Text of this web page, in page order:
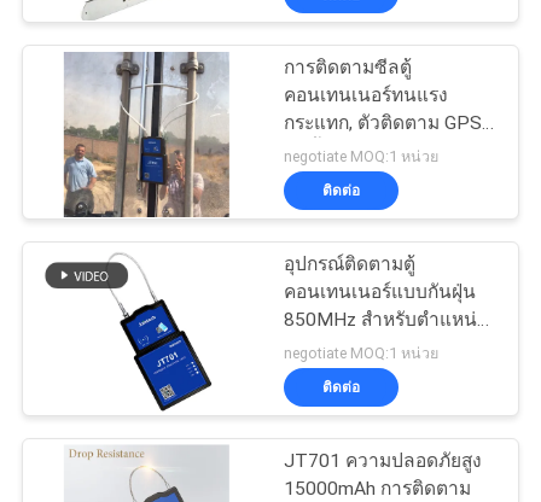
เซ็นเซอร์ระดับถัง
น้ำมันเชื้อเพลิงดีเซล
อุปกรณ์ติดตามยาน
พาหนะ gps
11
การติดตามซีลตู้
คอนเทนเนอร์ทนแรง
กระแทก, ตัวติดตาม GPS
กันน้ำ 1900MHz
negotiate MOQ:1 หน่วย
ติดต่อ
อุปกรณ์ติดตามตู้
คอนเทนเนอร์แบบกันฝุ่น
850MHz สำหรับตำแหน่ง
แบบเรียลไทม์
negotiate MOQ:1 หน่วย
ติดต่อ
JT701 ความปลอดภัยสูง
15000mAh การติดตาม